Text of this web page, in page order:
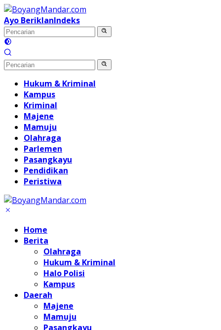
Langsung
ke
konten
Ayo BeriklanIndeks
Hukum & Kriminal
Kampus
Kriminal
Majene
Mamuju
Olahraga
Parlemen
Pasangkayu
Pendidikan
Peristiwa
Home
Berita
Olahraga
Hukum & Kriminal
Halo Polisi
Kampus
Daerah
Majene
Mamuju
Pasangkayu